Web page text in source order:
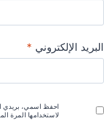
البريد الإلكتروني *
احفظ اسمي، بريدي
لاستخدامها المرة